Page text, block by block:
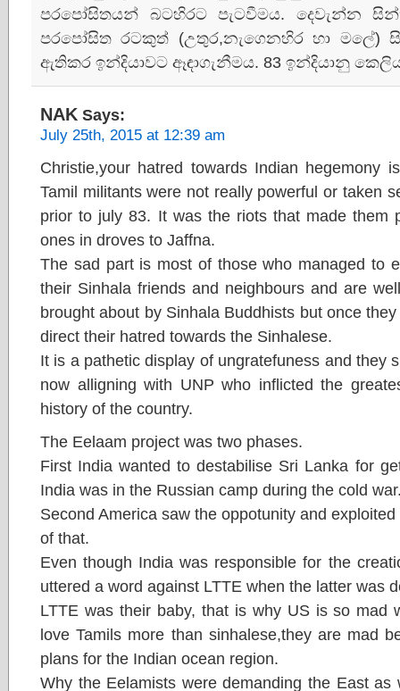
පරපෝසිතයන් බටහිරට පැටවීමය. දෙවැන්න
පරපෝසිත රටකුත් (උතුර,නැගෙනහිර හා මලේ)
ඇතිකර ඉන්දියාවට ඈඳාගැනීමය. 83 ඉන්දියානු
NAK Says:
July 25th, 2015 at 12:39 am
Christie,your hatred towards Indian hegemony
Tamil militants were not really powerful or taken
prior to july 83. It was the riots that made them
ones in droves to Jaffna.
The sad part is most of those who managed to
their Sinhala friends and neighbours and are
brought about by Sinhala Buddhists but once
direct their hatred towards the Sinhalese.
It is a pathetic display of ungratefuness and they
now alligning with UNP who inflicted the
history of the country.
The Eelaam project was two phases.
First India wanted to destabilise Sri Lanka for
India was in the Russian camp during the cold
Second America saw the oppotunity and
of that.
Even though India was responsible for the
uttered a word against LTTE when the latter was
LTTE was their baby, that is why US is so mad
love Tamils more than sinhalese,they are mad
plans for the Indian ocean region.
Why the Eelamists were demanding the East